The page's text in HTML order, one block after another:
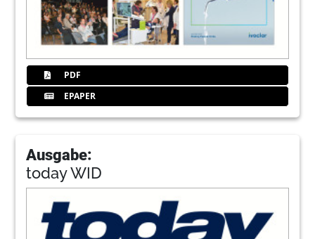
PDF
EPAPER
Ausgabe:
today WID